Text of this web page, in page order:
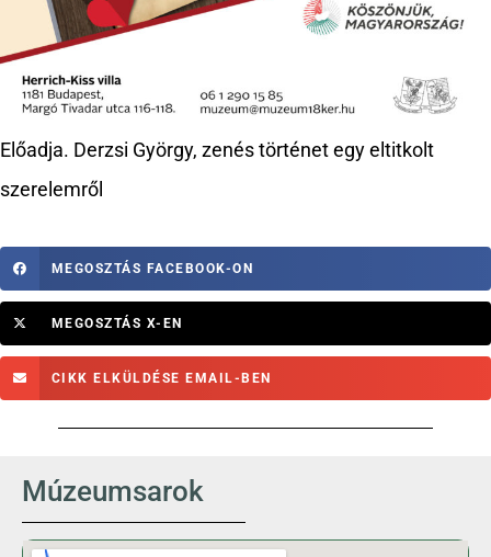
Előadja. Derzsi György, zenés történet egy eltitkolt
szerelemről
MEGOSZTÁS FACEBOOK-ON
MEGOSZTÁS X-EN
CIKK ELKÜLDÉSE EMAIL-BEN
Múzeumsarok